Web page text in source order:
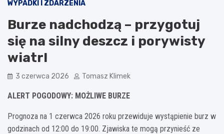
WYPADKI I ZDARZENIA
Burze nadchodzą – przygotuj
się na silny deszcz i porywisty
wiatr!
3 czerwca 2026 Tomasz Klimek
ALERT POGODOWY: MOŻLIWE BURZE
Prognoza na 1 czerwca 2026 roku przewiduje wystąpienie burz w
godzinach od 12:00 do 19:00. Zjawiska te mogą przynieść ze